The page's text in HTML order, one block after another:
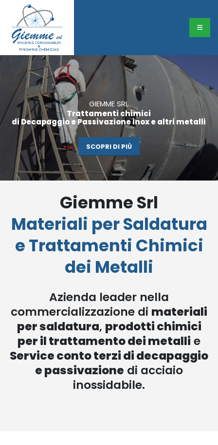
GIEMME SRL
Trattamenti chimici
di Decapaggio e Passivazione inox e altri metalli
SCOPRI DI PIÙ
Giemme Srl
Materiali per Saldatura
e Trattamenti Chimici
dei Metalli
Azienda leader nella
commercializzazione di materiali
per saldatura, prodotti chimici
per il trattamento dei metalli e
Service conto terzi di decapaggio
e passivazione di acciaio
inossidabile.